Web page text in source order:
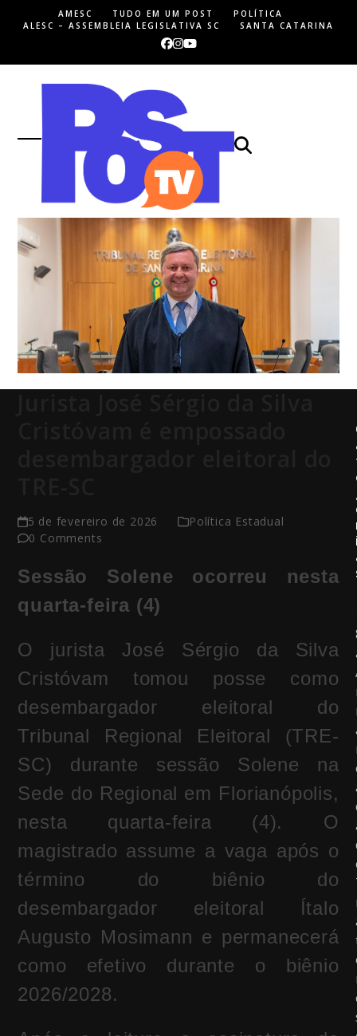
AMESC TUDO EM UM POST
POLÍTICA
ALESC – ASSEMBLEIA LEGISLATIVA SC
SANTA CATARINA
Facebook
Instagram
YouTube
Open
mobile
menu
Close
mobile
menu
5 de fevereiro de 2026
Política Estadual
0 Comments
Sessão Solene ocorreu nesta
quarta-feira (4)
O jurista José Sérgio da Silva
Cristóvam tomou posse como
desembargador eleitoral do
Tribunal Regional Eleitoral (TRE-
SC) durante sessão Solene na
Sede do Regional em Florianópolis,
nesta quarta-feira (4). O
magistrado assume a vaga após o
término do biênio do
desembargador eleitoral Ítalo
Augusto Mosimann e permanecerá
como efetivo durante o biênio
2026/2028.